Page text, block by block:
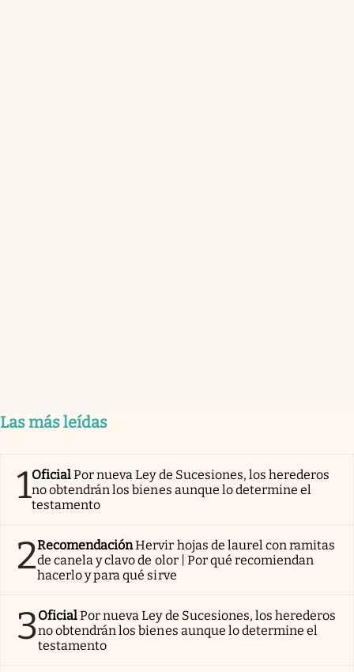
Las más leídas
1OficialPor nueva Ley de Sucesiones, los herederos
no obtendrán los bienes aunque lo determine el
testamento
2RecomendaciónHervir hojas de laurel con ramitas
de canela y clavo de olor | Por qué recomiendan
hacerlo y para qué sirve
3OficialPor nueva Ley de Sucesiones, los herederos
no obtendrán los bienes aunque lo determine el
testamento